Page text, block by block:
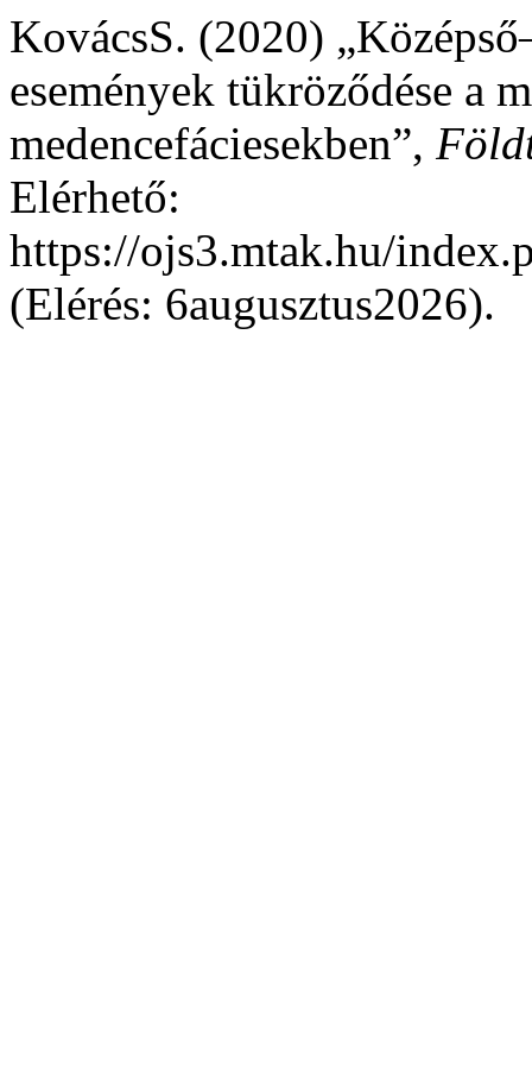
KovácsS. (2020)
események tükröződése a
medencefáciesekben”,
Elérhető:
https://ojs3.mtak.hu/
(Elérés: 6augusztus2026).